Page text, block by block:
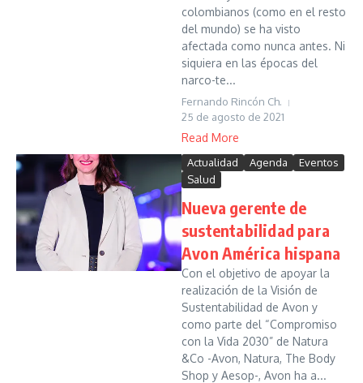
colombianos (como en el resto
del mundo) se ha visto
afectada como nunca antes. Ni
siquiera en las épocas del
narco-te...
Fernando Rincón Ch.
25 de agosto de 2021
Read More
Actualidad Agenda
Eventos
Salud
Nueva gerente de
sustentabilidad para
Avon América hispana
Con el objetivo de apoyar la
realización de la Visión de
Sustentabilidad de Avon y
como parte del “Compromiso
con la Vida 2030” de Natura
&Co -Avon, Natura, The Body
Shop y Aesop-, Avon ha a...